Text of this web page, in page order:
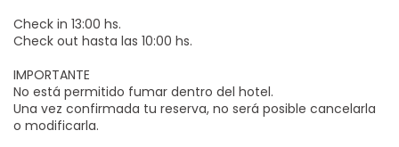
Check in 13:00 hs.
Check out hasta las 10:00 hs.
IMPORTANTE
No está permitido fumar dentro del hotel.
Una vez confirmada tu reserva, no será posible cancelarla
o modificarla.